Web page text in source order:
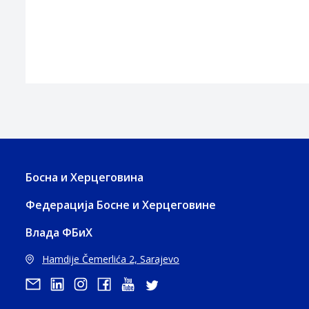
Босна и Херцеговина
Федерација Босне и Херцеговине
Влада ФБиХ
Hamdije Čemerlića 2, Sarajevo